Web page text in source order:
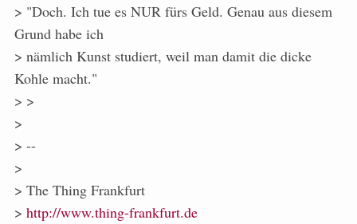
> "Doch. Ich tue es NUR fürs Geld. Genau aus diesem
Grund habe ich
> nämlich Kunst studiert, weil man damit die dicke
Kohle macht."
> >
>
> --
>
> The Thing Frankfurt
> http://www.thing-frankfurt.de